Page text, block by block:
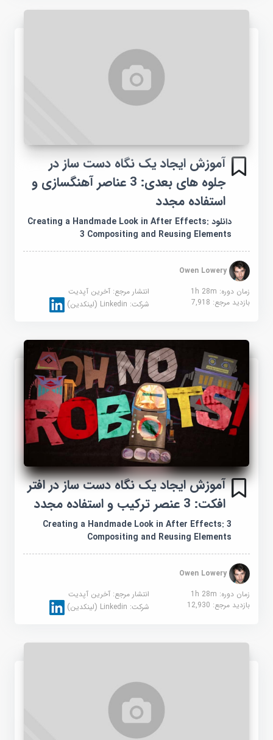
آموزش ایجاد یک نگاه دست ساز در
جلوه های بعدی: 3 عناصر آهنگسازی و
استفاده مجدد
دانلود Creating a Handmade Look in After Effects:
3 Compositing and Reusing Elements
Owen Lowery
زمان دوره: 1h 28m
انتشار مرجع:آخرین آپدیت
بازدید مرجع:7,918 شرکت:Linkedin (لینکدین)
آموزش ایجاد یک نگاه دست ساز در افتر
افکت: 3 عنصر ترکیب و استفاده مجدد
Creating a Handmade Look in After Effects: 3
Compositing and Reusing Elements
Owen Lowery
زمان دوره: 1h 28m
انتشار مرجع:آخرین آپدیت
بازدید مرجع:12,930 شرکت:Linkedin (لینکدین)